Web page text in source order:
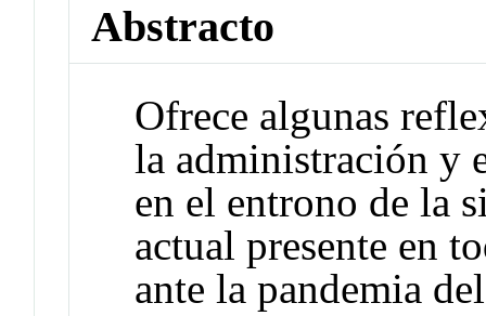
Abstracto
Ofrece algunas
la administración y
en el entrono de la
actual presente en
ante la pandemia